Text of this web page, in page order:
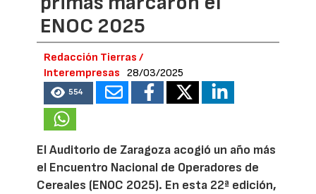
ENOC 2025
Redacción Tierras /
Interempresas
28/03/2025
554
El Auditorio de Zaragoza acogió un año más
el Encuentro Nacional de Operadores de
Cereales (ENOC 2025). En esta 22ª edición,